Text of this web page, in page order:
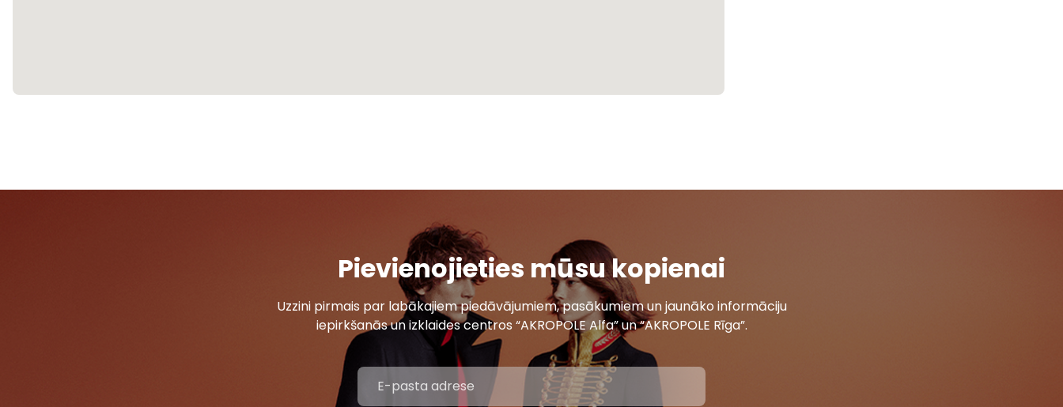
Pievienojieties mūsu kopienai
Uzzini pirmais par labākajiem piedāvājumiem, pasākumiem un jaunāko informāciju
iepirkšanās un izklaides centros “AKROPOLE Alfa” un “AKROPOLE Rīga”.